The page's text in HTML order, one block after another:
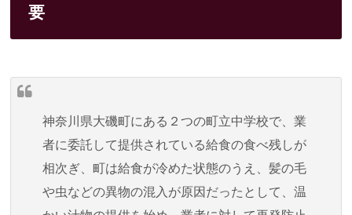
要
神奈川県大磯町にある２つの町立中学校で、業
者に委託して提供さ れている給食の食べ残しが
相次ぎ、町は給食が冷めた状態のうえ、 髪の毛
や虫などの異物の混入が原因だったとして、温